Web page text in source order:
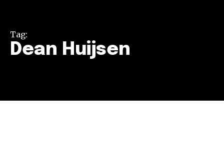
Tag:
Dean Huijsen